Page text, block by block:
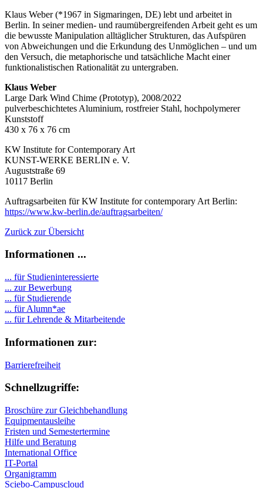
Klaus Weber (*1967 in Sigmaringen, DE) lebt und arbeitet in
Berlin. In seiner medien- und raumübergreifenden Arbeit geht es um
die bewusste Manipulation alltäglicher Strukturen, das Aufspüren
von Abweichungen und die Erkundung des Unmöglichen – und um
den Versuch, die metaphorische und tatsächliche Macht einer
funktionalistischen Rationalität zu untergraben.
Klaus Weber
Large Dark Wind Chime (Prototyp), 2008/2022
pulverbeschichtetes Aluminium, rostfreier Stahl, hochpolymerer
Kunststoff
430 x 76 x 76 cm
KW Institute for Contemporary Art
KUNST-WERKE BERLIN e. V.
Auguststraße 69
10117 Berlin
Auftragsarbeiten für KW Institute for contemporary Art Berlin:
https://www.kw-berlin.de/auftragsarbeiten/
Zurück zur Übersicht
Informationen ...
... für Studieninteressierte
... zur Bewerbung
... für Studierende
... für Alumn*ae
... für Lehrende & Mitarbeitende
Informationen zur:
Barrierefreiheit
Schnellzugriffe:
Broschüre zur Gleichbehandlung
Equipmentausleihe
Fristen und Semestertermine
Hilfe und Beratung
International Office
IT-Portal
Organigramm
Sciebo-Campuscloud